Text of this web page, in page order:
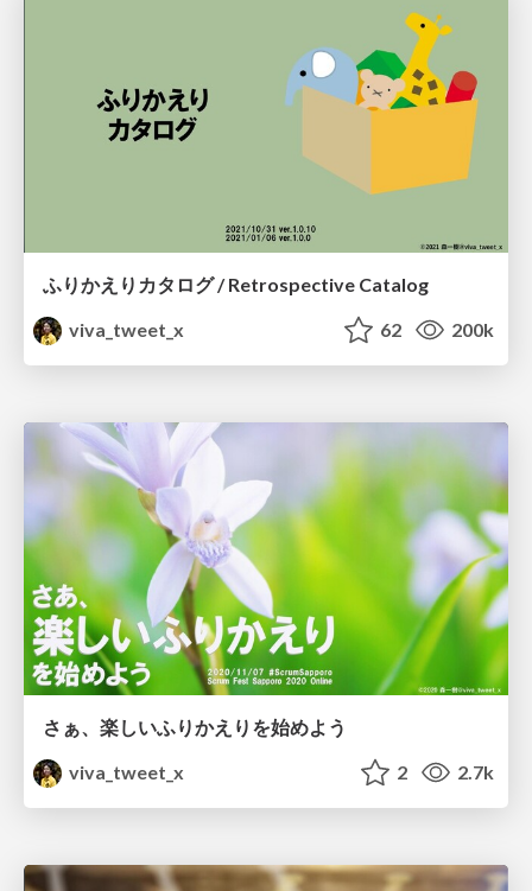
ふりかえりカタログ / Retrospective Catalog
viva_tweet_x
62 200k
さぁ、楽しいふりかえりを始めよう
viva_tweet_x
2 2.7k